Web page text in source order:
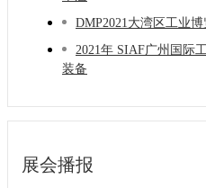
DMP2021大湾区工业博
2021年 SIAF广州国际
装备
展会播报